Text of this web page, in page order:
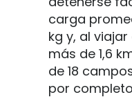
carga
kg y, al
más de 1,6
de 18
por